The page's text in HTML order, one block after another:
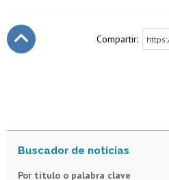
Compartir:
Por título o palabra clave